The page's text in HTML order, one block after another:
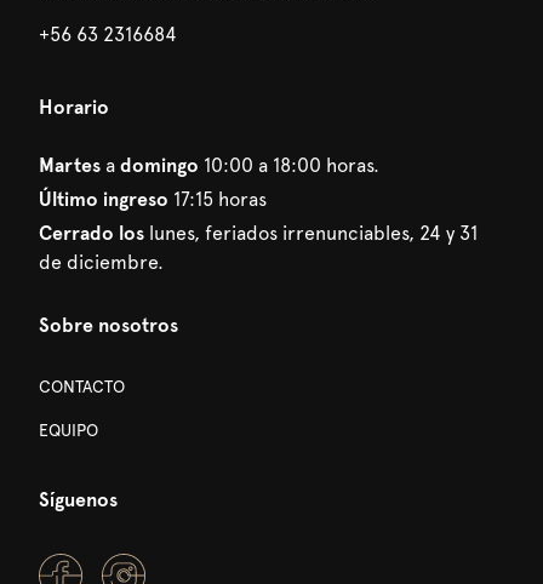
+56 63 2316684
Horario
Martes adomingo 10:00 a 18:00 horas.
Último ingreso 17:15 horas
Cerrado los lunes, feriados irrenunciables, 24 y 31
de diciembre.
Sobre nosotros
CONTACTO
EQUIPO
Síguenos